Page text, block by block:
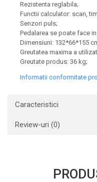
Rezistenta reglabila;
Functii calculator: scan,
Senzori puls;
Pedalarea se poate face
Dimensiuni: 132*66*155
Greutatea maxima a
Greutate produs: 36 kg;
Informatii conformitate
Caracteristici
Review-uri (0)